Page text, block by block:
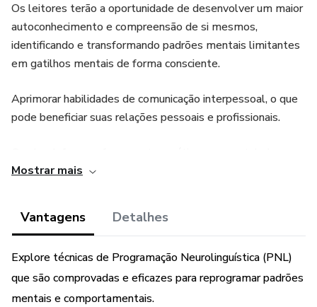
Os leitores terão a oportunidade de desenvolver um maior
autoconhecimento e compreensão de si mesmos,
identificando e transformando padrões mentais limitantes
em gatilhos mentais de forma consciente.
Aprimorar habilidades de comunicação interpessoal, o que
pode beneficiar suas relações pessoais e profissionais.
alcançar metas de forma mais eficaz, capacitando os
Ao dominar as técnicas de PNL, os leitores poderão
resilientes diante dos desafios da vida.
O formato digital do e-book permite que os clientes
Mostrar mais
Vantagens Detalhes
Explore técnicas de Programação Neurolinguística (PNL)
que são comprovadas e eficazes para reprogramar padrões
mentais e comportamentais.